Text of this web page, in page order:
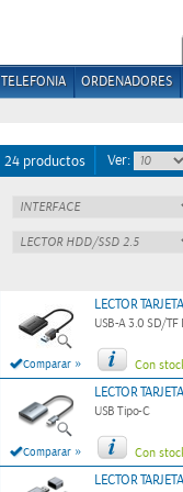
TELEFONIA ORDENADORES
24 productos Ver:
Comparar »
LECTOR
USB-A 3.0 SD/TF
Con
Comparar »
LECTOR
USB Tipo-C
Con
LECTOR